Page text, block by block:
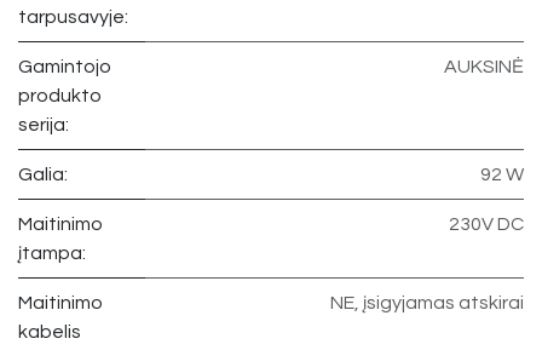
tarpusavyje:
Gamintojo
produkto
serija:
AUKSINĖ
Galia: 92 W
Maitinimo
įtampa:
230V DC
Maitinimo
kabelis
NE, įsigyjamas atskirai